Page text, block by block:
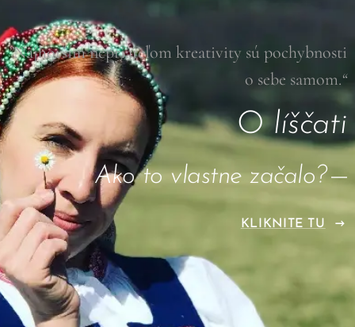
”Najhorším nepriateľom kreativity sú pochybnosti
o sebe samom.“
Olíščati
Ako to vlastne začalo?
KLIKNITE TU